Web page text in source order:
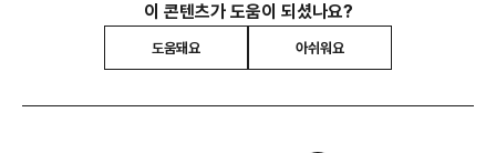
이 콘텐츠가 도움이 되셨나요?
도움돼요 아쉬워요